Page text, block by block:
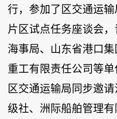
行，参加了区交通运
片区试点任务座谈会
海事局、山东省港口
重工有限责任公司等单
区交通运输局同步邀
级社、洲际船舶管理